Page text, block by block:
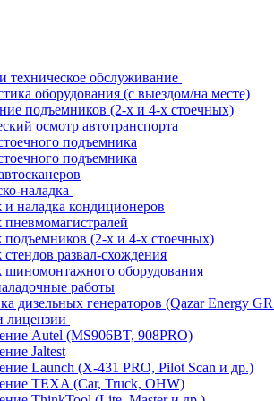
техническое обслуживание
оборудования (с выездом/на месте)
подъемников (2-х и 4-х стоечных)
осмотр автотранспорта
подъемника
подъемника
наладка
наладка кондиционеров
(2-х и 4-х стоечных)
развал-схождения
оборудования
работы
дизельных генераторов (Qazar Energy
лицензии
Autel (MS906BT, 908PRO)
Jaltest
Launch (X-431 PRO, Pilot Scan и др.)
TEXA (Car, Truck, OHW)